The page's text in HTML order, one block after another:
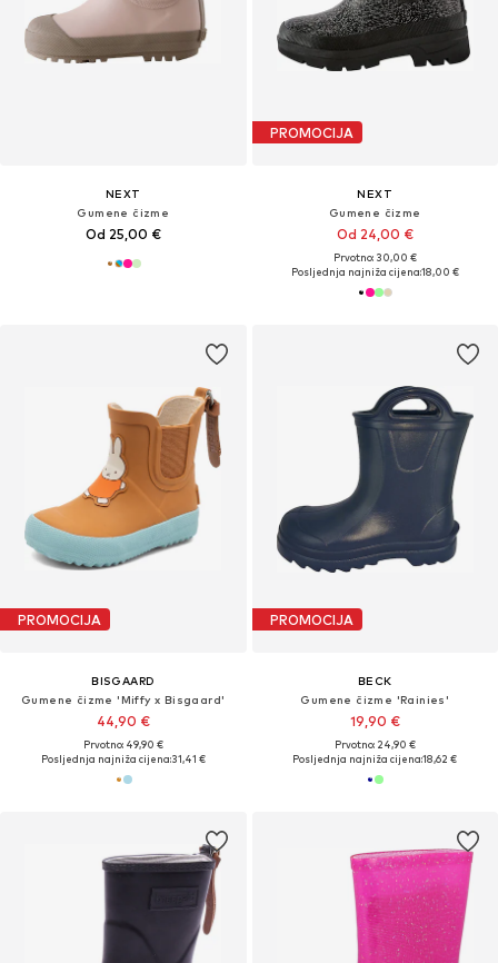
NEXT
Gumene čizme
Od 25,00 €
PROMOCIJA
NEXT
Gumene čizme
Od 24,00 €
Prvotno: 30,00 €
Posljednja najniža cijena:18,00 €
PROMOCIJA
BISGAARD
Gumene čizme 'Miffy x Bisgaard'
44,90 €
Prvotno: 49,90 €
Posljednja najniža cijena:31,41 €
PROMOCIJA
BECK
Gumene čizme 'Rainies'
19,90 €
Prvotno: 24,90 €
Posljednja najniža cijena:18,62 €